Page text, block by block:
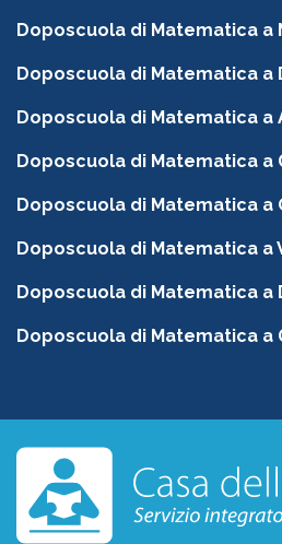
Doposcuola di Matematica a
Doposcuola di Matematica a
Doposcuola di Matematica a
Doposcuola di Matematica a
Doposcuola di Matematica
Doposcuola di Matematica a
Doposcuola di Matematica a
Doposcuola di Matematica a